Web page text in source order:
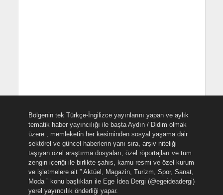
Bölgenin tek Türkçe-İngilizce yayınlarını yapan ve aylık
tematik haber yayıncılığı ile başta Aydın / Didim olmak
üzere , memleketin her kesiminden sosyal yaşama dair
sektörel ve güncel haberlerin yanı sıra, arşiv niteliği
taşıyan özel araştırma dosyaları, özel röportajları ve tüm
zengin içeriği ile birlikte şahıs, kamu resmi ve özel kurum
ve işletmelere ait ” Aktüel, Magazin, Turizm, Spor, Sanat,
Moda ” konu başlıkları ile Ege İdea Dergi (@egeideadergi)
yerel yayıncılık önderliği yapar.